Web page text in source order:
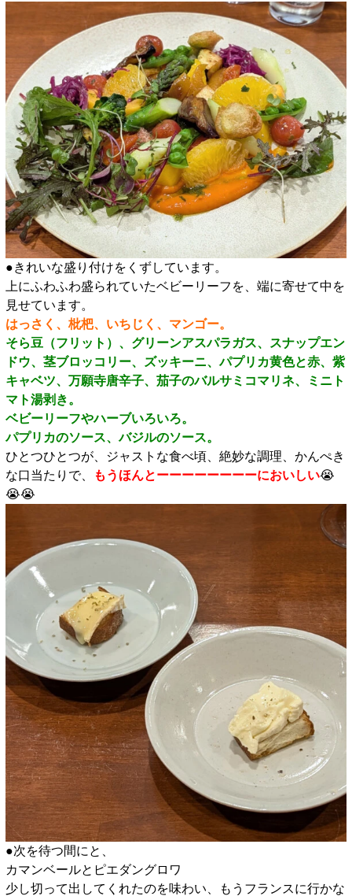
●きれいな盛り付けをくずしています。
上にふわふわ盛られていたベビーリーフを、端に寄せて中を
見せています。
はっさく、枇杷、いちじく、マンゴー。
そら豆（フリット）、グリーンアスパラガス、スナップエン
ドウ、茎ブロッコリー、ズッキーニ、パプリカ黄色と赤、紫
キャベツ、万願寺唐辛子、茄子のバルサミコマリネ、ミニト
マト湯剥き。
ベビーリーフやハーブいろいろ。
パプリカのソース、バジルのソース。
ひとつひとつが、ジャストな食べ頃、絶妙な調理、かんぺき
な口当たりで、
もうほんとーーーーーーーーにおいしい😭
😭😭
●次を待つ間にと、
カマンベールとピエダングロワ
少し切って出してくれたのを味わい、もうフランスに行かな